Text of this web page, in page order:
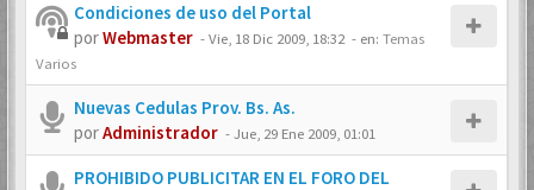
Condiciones de uso del Portal
porWebmaster -Vie, 18 Dic 2009, 18:32 - en: Temas
Varios
Nuevas Cedulas Prov. Bs. As.
porAdministrador -Jue, 29 Ene 2009, 01:01
PROHIBIDO PUBLICITAR EN EL FORO DEL